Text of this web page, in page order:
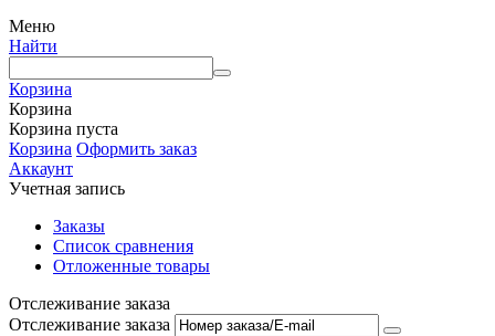
Меню
Найти
Корзина
Корзина
Корзина пуста
Корзина Оформить заказ
Аккаунт
Учетная запись
Заказы
Список сравнения
Отложенные товары
Отслеживание заказа
Отслеживание заказа